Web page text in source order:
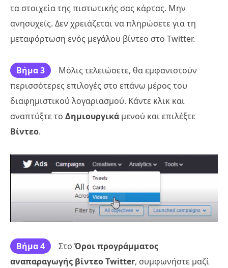
τα στοιχεία της πιστωτικής σας κάρτας. Μην
ανησυχείς. Δεν χρειάζεται να πληρώσετε για τη
μεταφόρτωση ενός μεγάλου βίντεο στο Twitter.
Βήμα 3
Μόλις τελειώσετε, θα εμφανιστούν
περισσότερες επιλογές στο επάνω μέρος του
διαφημιστικού λογαριασμού. Κάντε κλικ και
αναπτύξτε το Δημιουργικά μενού και επιλέξτε
Βίντεο.
Βήμα 4 Στο Όροι προγράμματος
αναπαραγωγής βίντεο Twitter, συμφωνήστε μαζί